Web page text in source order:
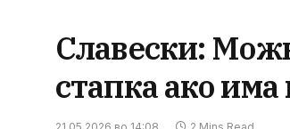
Славески:
стапка ако